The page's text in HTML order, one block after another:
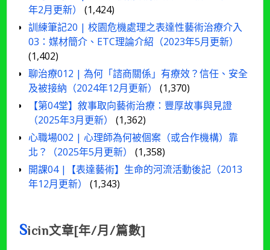
年2月更新）
(1,424)
訓練筆記20 | 校園危機處理之表達性藝術治療介入
03：媒材簡介、ETC理論介紹（2023年5月更新）
(1,402)
聊治療012 | 為何「諮商關係」有療效？信任、安全
及被接納（2024年12月更新）
(1,370)
【第04堂】敘事取向藝術治療：豐厚故事與見證
（2025年3月更新）
(1,362)
心職場002 | 心理師為何被個案（或合作機構）靠
北？（2025年5月更新）
(1,358)
開課04 |【表達藝術】生命的河流活動後記（2013
年12月更新）
(1,343)
Sicin文章[年/月/篇數]